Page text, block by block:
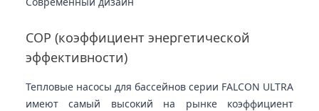
COP (коэффициент энергетической
эффективности)
Тепловые насосы для бассейнов серии FALCON ULTRA
имеют самый высокий на рынке коэффициент